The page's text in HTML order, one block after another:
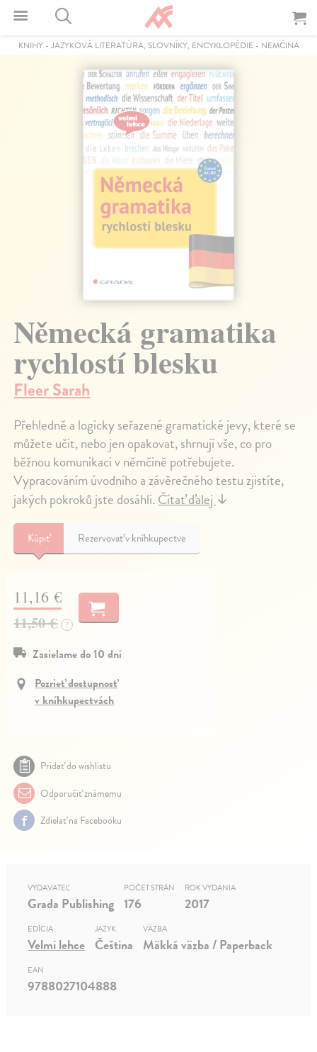
KNIHY- JAZYKOVÁ LITERATÚRA, SLOVNÍKY, ENCYKLOPÉDIE- NEMČINA
Německá gramatika
rychlostí blesku
Fleer Sarah
Přehledně a logicky seřazené gramatické jevy, které se
můžete učit, nebo jen opakovat, shrnují vše, co pro
běžnou komunikaci v němčině potřebujete.
Vypracováním úvodního a závěrečného testu zjistíte,
jakých pokroků jste dosáhli.Čítať ďalej↓
Kúpiť Rezervovať v kníhkupectve
11,16 €
11,50 €
?
Zasielame do 10 dní
Pozrieť dostupnosť
v kníhkupectvách
Pridať do wishlistu
Odporučiť známemu
Zdielať na Facebooku
VYDAVATEĽ
Grada Publishing
POČET STRÁN
176
ROK VYDANIA
2017
EDÍCIA
Velmi lehce
JAZYK
Čeština
VÄZBA
Mäkká väzba / Paperback
EAN
9788027104888